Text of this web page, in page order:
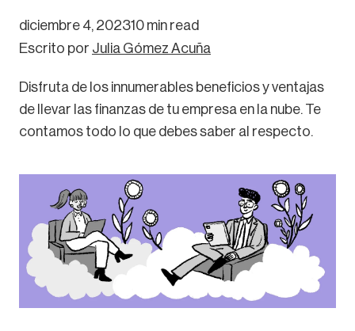
diciembre 4, 202310 min read
Escrito por Julia Gómez Acuña
Disfruta de los innumerables beneficios y ventajas
de llevar las finanzas de tu empresa en la nube. Te
contamos todo lo que debes saber al respecto.